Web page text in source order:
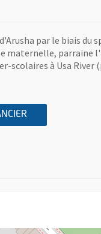
par le biais du
maternelle, parraine
à Usa River
A
, OUVRE UNE